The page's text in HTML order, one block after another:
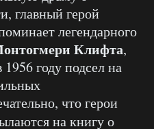
главный герой
легендарного
Клифта,
году подсел на
что герои
на книгу о